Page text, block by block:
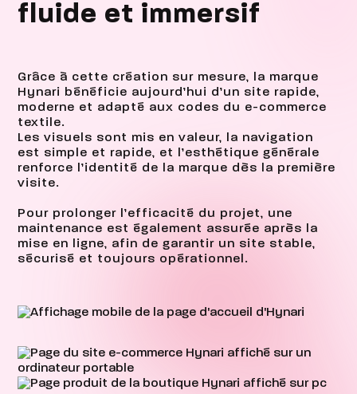
fluide et immersif
Grâce à cette création sur mesure, la marque
Hynari bénéficie aujourd’hui d’un site rapide,
moderne et adapté aux codes du e-commerce
textile.
Les visuels sont mis en valeur, la navigation
est simple et rapide, et l’esthétique générale
renforce l’identité de la marque dès la première
visite.
Pour prolonger l’efficacité du projet, une
maintenance est également assurée après la
mise en ligne, afin de garantir un site stable,
sécurisé et toujours opérationnel.